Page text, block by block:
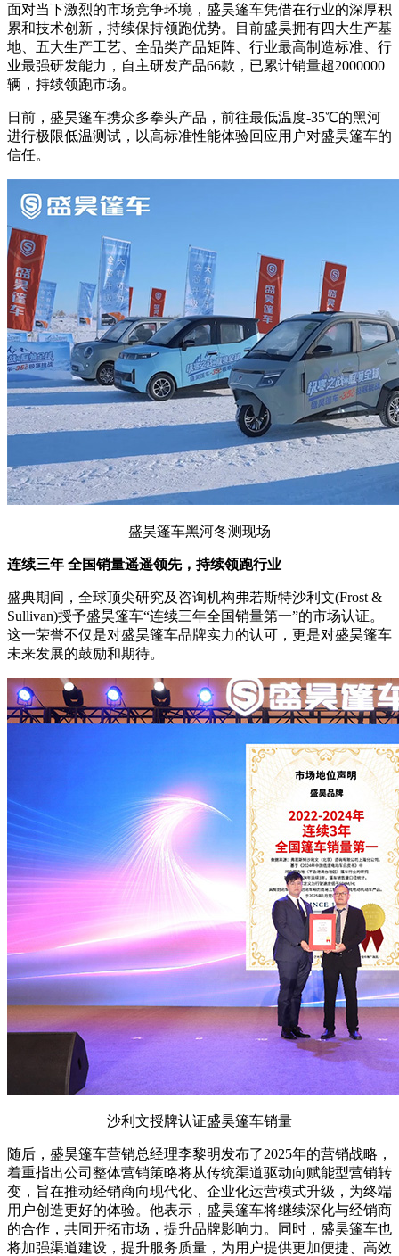
面对当下激烈的市场竞争环境，盛昊篷车凭借在行业的深厚积
累和技术创新，持续保持领跑优势。目前盛昊拥有四大生产基
地、五大生产工艺、全品类产品矩阵、行业最高制造标准、行
业最强研发能力，自主研发产品66款，已累计销量超2000000
辆，持续领跑市场。
日前，盛昊篷车携众多拳头产品，前往最低温度-35℃的黑河
进行极限低温测试，以高标准性能体验回应用户对盛昊篷车的
信任。
盛昊篷车黑河冬测现场
连续三年 全国销量遥遥领先，持续领跑行业
盛典期间，全球顶尖研究及咨询机构弗若斯特沙利文(Frost &
Sullivan)授予盛昊篷车“连续三年全国销量第一”的市场认证。
这一荣誉不仅是对盛昊篷车品牌实力的认可，更是对盛昊篷车
未来发展的鼓励和期待。
沙利文授牌认证盛昊篷车销量
随后，盛昊篷车营销总经理李黎明发布了2025年的营销战略，
着重指出公司整体营销策略将从传统渠道驱动向赋能型营销转
变，旨在推动经销商向现代化、企业化运营模式升级，为终端
用户创造更好的体验。他表示，盛昊篷车将继续深化与经销商
的合作，共同开拓市场，提升品牌影响力。同时，盛昊篷车也
将加强渠道建设，提升服务质量，为用户提供更加便捷、高效